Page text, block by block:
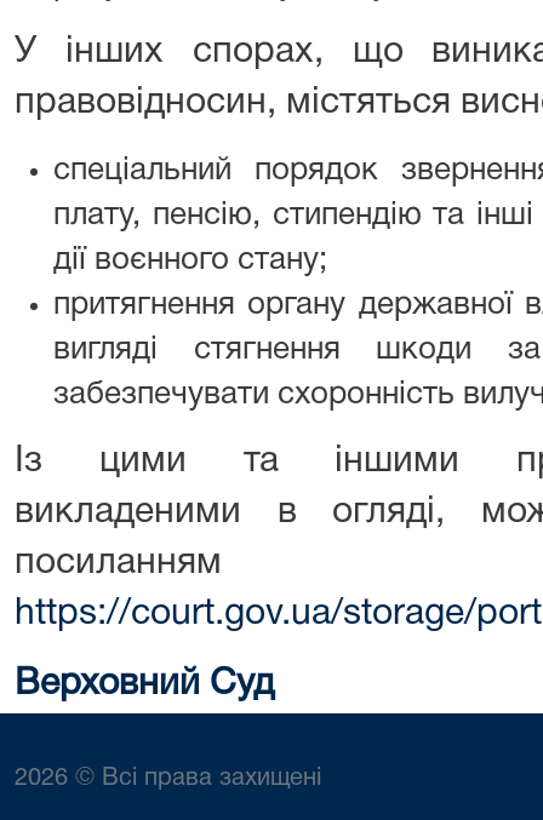
У інших спорах, що
правовідносин, містяться
спеціальний порядок
плату, пенсію, стипендію та
дії воєнного стану;
притягнення органу державної
вигляді стягнення шкоди
забезпечувати схоронність
Із цими та іншими
викладеними в огляді,
посиланням
https://court.gov.ua/storage/
Верховний Суд
2026 © Всі права захищені